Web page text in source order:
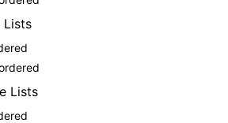
Lists
Lists